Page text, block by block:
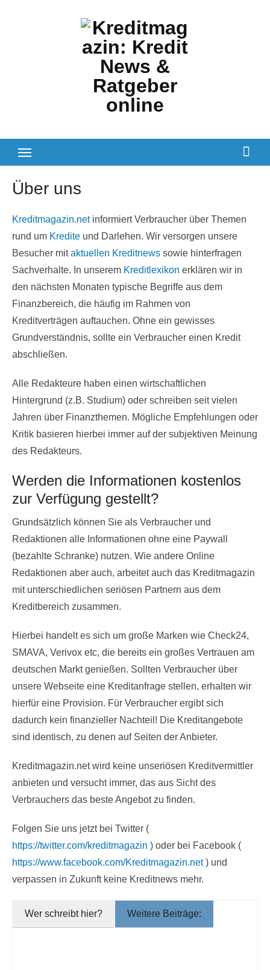
Über uns
Kreditmagazin.netinformiert Verbraucher über Themen
rund um Kredite und Darlehen. Wir versorgen unsere
Besucher mitaktuellen Kreditnews sowie hinterfragen
Sachverhalte. In unserem Kreditlexikon erklären wir in
den nächsten Monaten typische Begriffe aus dem
Finanzbereich, die häufig im Rahmen von
Kreditverträgen auftauchen. Ohne ein gewisses
Grundverständnis, sollte ein Verbraucher einen Kredit
abschließen.
Alle Redakteure haben einen wirtschaftlichen
Hintergrund (z.B. Studium) oder schreiben seit vielen
Jahren über Finanzthemen. Mögliche Empfehlungen oder
Kritik basieren hierbei immer auf der subjektiven Meinung
des Redakteurs.
Werden die Informationen kostenlos
zur Verfügung gestellt?
Grundsätzlich können Sie als Verbraucher und
Redaktionen alle Informationen ohne eine Paywall
(bezahlte Schranke) nutzen. Wie andere Online
Redaktionen aber auch, arbeitet auch das Kreditmagazin
mit unterschiedlichen seriösen Partnern aus dem
Kreditbereich zusammen.
Hierbei handelt es sich um große Marken wie Check24,
SMAVA, Verivox etc, die bereits ein großes Vertrauen am
deutschen Markt genießen. Sollten Verbraucher über
unsere Webseite eine Kreditanfrage stellen, erhalten wir
hierfür eine Provision. Für Verbraucher ergibt sich
dadurch kein finanzieller Nachteil! Die Kreditangebote
sind identisch, zu denen auf Seiten der Anbieter.
Kreditmagazin.net wird keine unseriösen Kreditvermittler
anbieten und versucht immer, das aus Sicht des
Verbrauchers das beste Angebot zu finden.
Folgen Sie uns jetzt bei Twitter (
https://twitter.com/kreditmagazin ) oder bei Facebook (
https://www.facebook.com/Kreditmagazin.net) und
verpassen in Zukunft keine Kreditnews mehr.
Wer schreibt hier? Weitere Beiträge: